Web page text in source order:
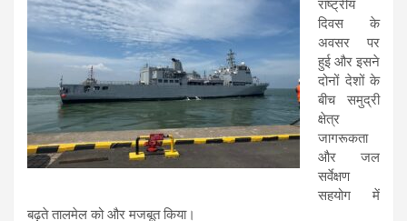
राष्ट्रीय
दिवस के
अवसर पर
हुई और इसने
दोनों देशों के
बीच समुद्री
क्षेत्र
जागरूकता
और जल
सर्वेक्षण
सहयोग में
बढ़ते तालमेल को और मजबूत किया।